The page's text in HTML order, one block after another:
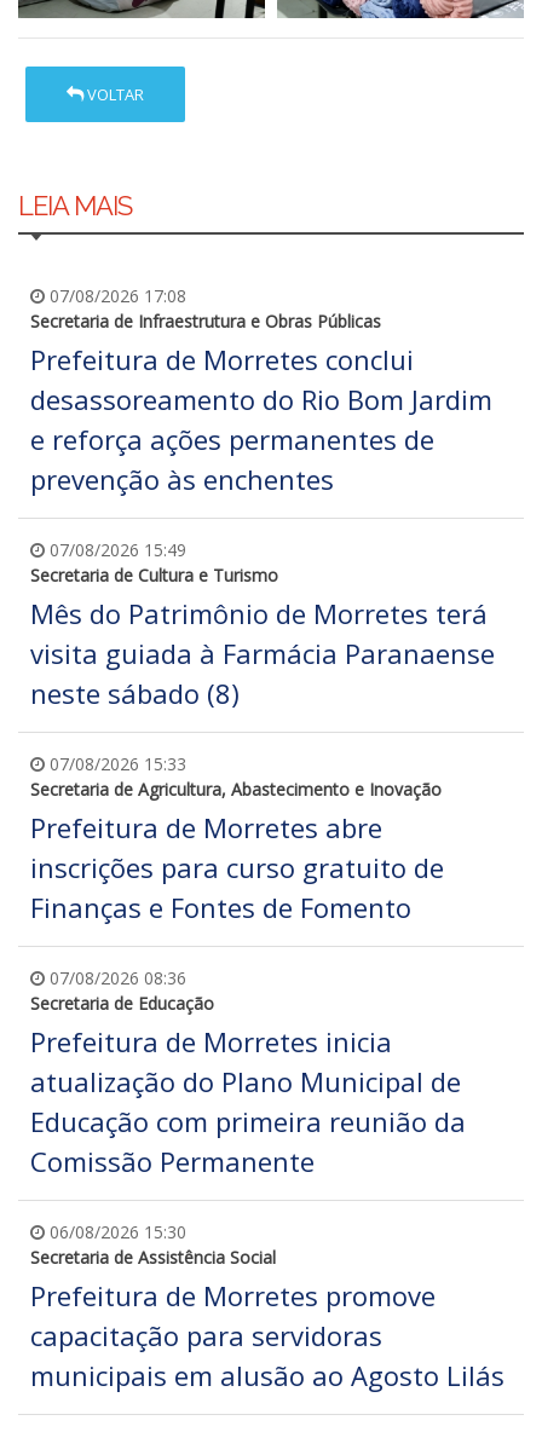
VOLTAR
LEIA MAIS
07/08/2026 17:08
Secretaria de Infraestrutura e Obras Públicas
Prefeitura de Morretes conclui
desassoreamento do Rio Bom Jardim
e reforça ações permanentes de
prevenção às enchentes
07/08/2026 15:49
Secretaria de Cultura e Turismo
Mês do Patrimônio de Morretes terá
visita guiada à Farmácia Paranaense
neste sábado (8)
07/08/2026 15:33
Secretaria de Agricultura, Abastecimento e Inovação
Prefeitura de Morretes abre
inscrições para curso gratuito de
Finanças e Fontes de Fomento
07/08/2026 08:36
Secretaria de Educação
Prefeitura de Morretes inicia
atualização do Plano Municipal de
Educação com primeira reunião da
Comissão Permanente
06/08/2026 15:30
Secretaria de Assistência Social
Prefeitura de Morretes promove
capacitação para servidoras
municipais em alusão ao Agosto Lilás